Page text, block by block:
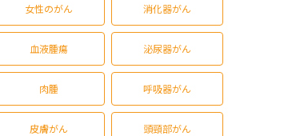
女性のがん 消化器がん
血液腫瘍 泌尿器がん
肉腫 呼吸器がん
皮膚がん 頭頸部がん